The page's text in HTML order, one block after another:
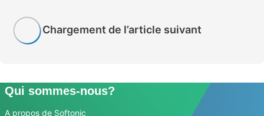
Chargement de l’article suivant
Qui sommes-nous?
A propos de Softonic